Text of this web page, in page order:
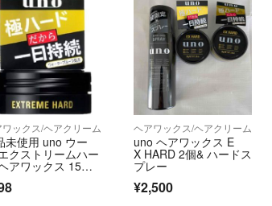
ックス/ヘアクリーム
未使用 uno ウー
クストリームハー
アワックス 15
ヘアワックス/ヘアクリーム
uno ヘアワックス E
X HARD 2個& ハードス
プレー
¥2,500